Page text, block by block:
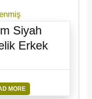
Siyah
Erkek
MORE